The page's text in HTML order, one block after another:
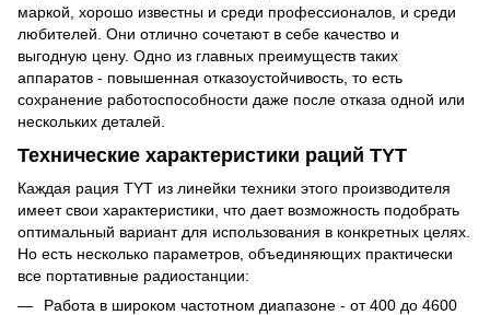
маркой, хорошо известны и среди профессионалов, и среди
любителей. Они отлично сочетают в себе качество и
выгодную цену. Одно из главных преимуществ таких
аппаратов - повышенная отказоустойчивость, то есть
сохранение работоспособности даже после отказа одной или
нескольких деталей.
Технические характеристики раций TYT
Каждая рация TYT из линейки техники этого производителя
имеет свои характеристики, что дает возможность подобрать
оптимальный вариант для использования в конкретных целях.
Но есть несколько параметров, объединяющих практически
все портативные радиостанции:
Работа в широком частотном диапазоне - от 400 до 4600